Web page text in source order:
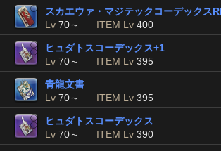
スカエウァ・マジテックコーデックス
Lv 70～ ITEM Lv 400
ヒュダトスコーデックス+1
Lv 70～ ITEM Lv 395
青龍文書
Lv 70～ ITEM Lv 395
ヒュダトスコーデックス
Lv 70～ ITEM Lv 390